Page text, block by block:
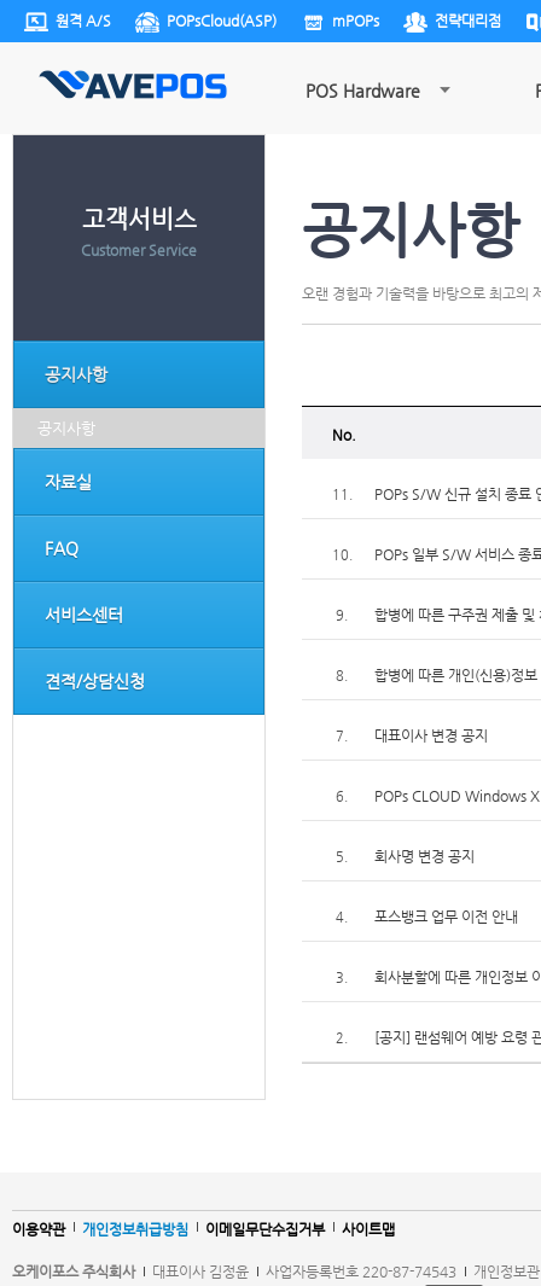
원격 A/S POPsCloud(ASP) mPOPs 전략대리점
POS Hardware
고객서비스
Customer Service
공지사항
공지사항
자료실
FAQ
서비스센터
견적/상담신청
공지사항
오랜 경험과 기술력을 바탕으로 최고의
No.
11. POPs S/W 신규 설치 종료
10. POPs 일부 S/W 서비스 종
9. 합병에 따른 구주권 제출 및
8. 합병에 따른 개인(신용)정보
7. 대표이사 변경 공지
6. POPs CLOUD Windows
5. 회사명 변경 공지
4. 포스뱅크 업무 이전 안내
3. 회사분할에 따른 개인정보
2. [공지] 랜섬웨어 예방 요령
이용약관 개인정보취급방침 이메일무단수집거부 사이트맵
오케이포스 주식회사 대표이사 김정윤 사업자등록번호 220-87-74543
개인정보